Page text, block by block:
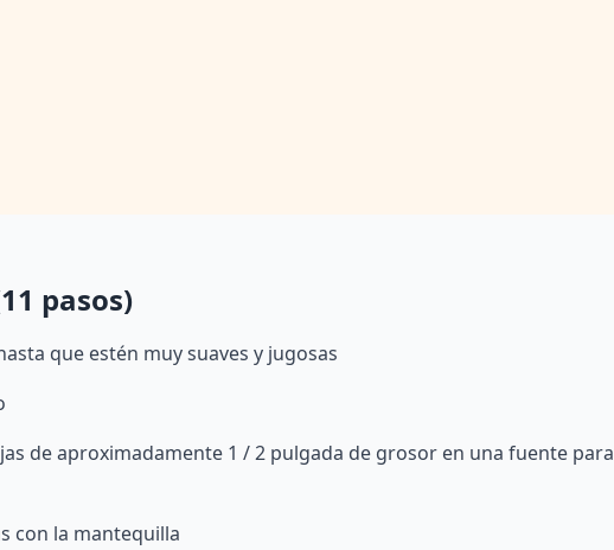
pasos)
que estén muy suaves y jugosas
de aproximadamente 1 / 2 pulgada de grosor en una fuente para
con la mantequilla